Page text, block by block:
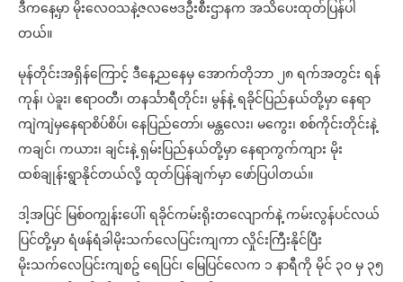
ဒီကနေ့မှာ မိုးလေဝသနဲ့ဇလဗေဒဦးစီးဌာနက အသိပေးထုတ်ပြန်ပါ
တယ်။
မုန်တိုင်းအရှိန်ကြောင့် ဒီနေ့ညနေမှ အောက်တိုဘာ ၂၈ ရက်အတွင်း ရန်
ကုန်၊ ပဲခူး၊ ဧရာဝတီ၊ တနင်္သာရီတိုင်း၊ မွန်နဲ့ ရခိုင်ပြည်နယ်တို့မှာ နေရာ
ကျဲကျဲမှနေရာစိပ်စိပ်၊ နေပြည်တော်၊ မန္တလေး၊ မကွေး၊ စစ်ကိုင်းတိုင်းနဲ့
ကချင်၊ ကယား၊ ချင်းနဲ့ ရှမ်းပြည်နယ်တို့မှာ နေရာကွက်ကျား မိုး
ထစ်ချုန်းရွာနိုင်တယ်လို့ ထုတ်ပြန်ချက်မှာ ဖော်ပြပါတယ်။
ဒါ့အပြင် မြစ်ဝကျွန်းပေါ်၊ ရခိုင်ကမ်းရိုးတလျောက်နဲ့ ကမ်းလွန်ပင်လယ်
ပြင်တို့မှာ ရံဖန်ရံခါမိုးသက်လေပြင်းကျကာ လှိုင်းကြီးနိုင်ပြီး
မိုးသက်လေပြင်းကျစဥ် ရေပြင်၊ မြေပြင်လေက ၁ နာရီကို မိုင် ၃၀ မှ ၃၅